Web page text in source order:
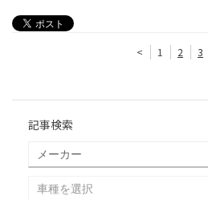
< 1 2 3
記事検索